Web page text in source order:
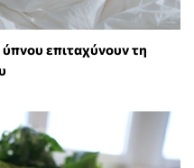
επιταχύνουν τη